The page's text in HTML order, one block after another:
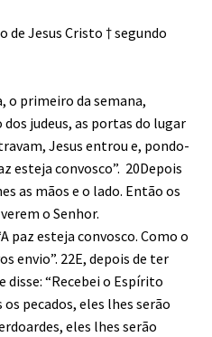
de Jesus Cristo † segundo
o primeiro da semana,
judeus, as portas do lugar
Jesus entrou e, pondo-
esteja convosco”. 20Depois
as mãos e o lado. Então os
o Senhor.
paz esteja convosco. Como o
envio”. 22E, depois de ter
disse: “Recebei o Espírito
pecados, eles lhes serão
eles lhes serão